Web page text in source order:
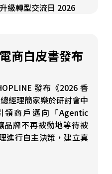
商白皮書發布
發布《2026 香
經理簡家樂於研討會中
領商戶邁向「Agentic
品牌不再被動地等待被
進行自主決策，建立真